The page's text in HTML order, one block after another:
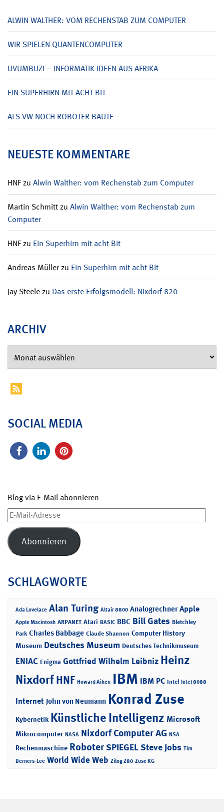
ALWIN WALTHER: VOM RECHENSTAB ZUM COMPUTER
WIR SPIELEN QUANTENCOMPUTER
UVUMBUZI – INFORMATIK-IDEEN AUS AFRIKA
EIN SUPERHIRN MIT ACHT BIT
ALS VW NOCH ROBOTER BAUTE
NEUESTE KOMMENTARE
HNFzu Alwin Walther: vom Rechenstab zum Computer
Martin Schmittzu Alwin Walther: vom Rechenstab zum
Computer
HNFzu Ein Superhirn mit acht Bit
Andreas Müllerzu Ein Superhirn mit acht Bit
Jay Steelezu Das erste Erfolgsmodell: Nixdorf 820
ARCHIV
SOCIAL MEDIA
Blog via E-Mail abonnieren
E-
Mail-
Adresse
Abonnieren
SCHLAGWORTE
Ada Lovelace Alan Turing Altair 8800 Analogrechner Apple
Apple Macintosh ARPANET Atari BASIC BBC Bill Gates Bletchley
Park Charles Babbage Claude Shannon Computer History
Museum Deutsches Museum Deutsches Technikmuseum
ENIAC Enigma Gottfried Wilhelm Leibniz Heinz
NixdorfHNF Howard Aiken IBM IBM PC Intel Intel 8088
Internet John von Neumann Konrad Zuse
Kybernetik Künstliche Intelligenz Microsoft
Mikrocomputer NASA Nixdorf Computer AG NSA
Rechenmaschine RoboterSPIEGELSteve Jobs Tim
Berners-Lee World Wide Web Zilog Z80 Zuse KG